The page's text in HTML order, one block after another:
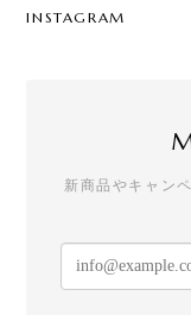
INSTAGRAM
新商品やキャン